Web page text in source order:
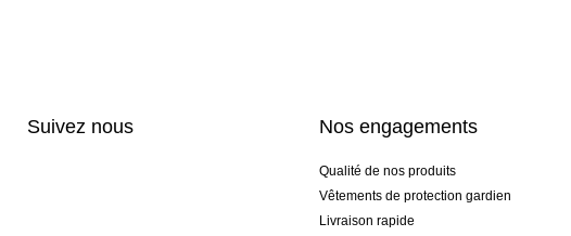
Suivez nous Nos engagements
Qualité de nos produits
Vêtements de protection gardien
Livraison rapide